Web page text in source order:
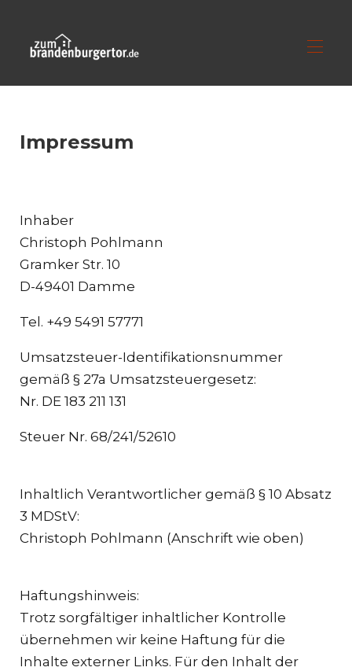
Impressum
Inhaber
Christoph Pohlmann
Gramker Str. 10
D-49401 Damme
Tel. +49 5491 57771
Umsatzsteuer-Identifikationsnummer
gemäß § 27a Umsatzsteuergesetz:
Nr. DE 183 211 131
Steuer Nr. 68/241/52610
Inhaltlich Verantwortlicher gemäß § 10 Absatz
3 MDStV:
Christoph Pohlmann (Anschrift wie oben)
Haftungshinweis:
Trotz sorgfältiger inhaltlicher Kontrolle
übernehmen wir keine Haftung für die
Inhalte externer Links. Für den Inhalt der